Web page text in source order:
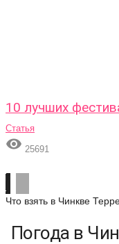
10 лучших
Статья
 25691
Что взять в Чинкве
Погода в